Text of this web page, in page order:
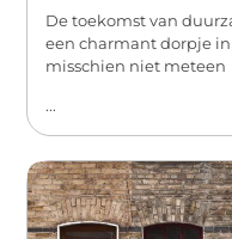
De toekomst van
een charmant dorpje
misschien niet meteen
...